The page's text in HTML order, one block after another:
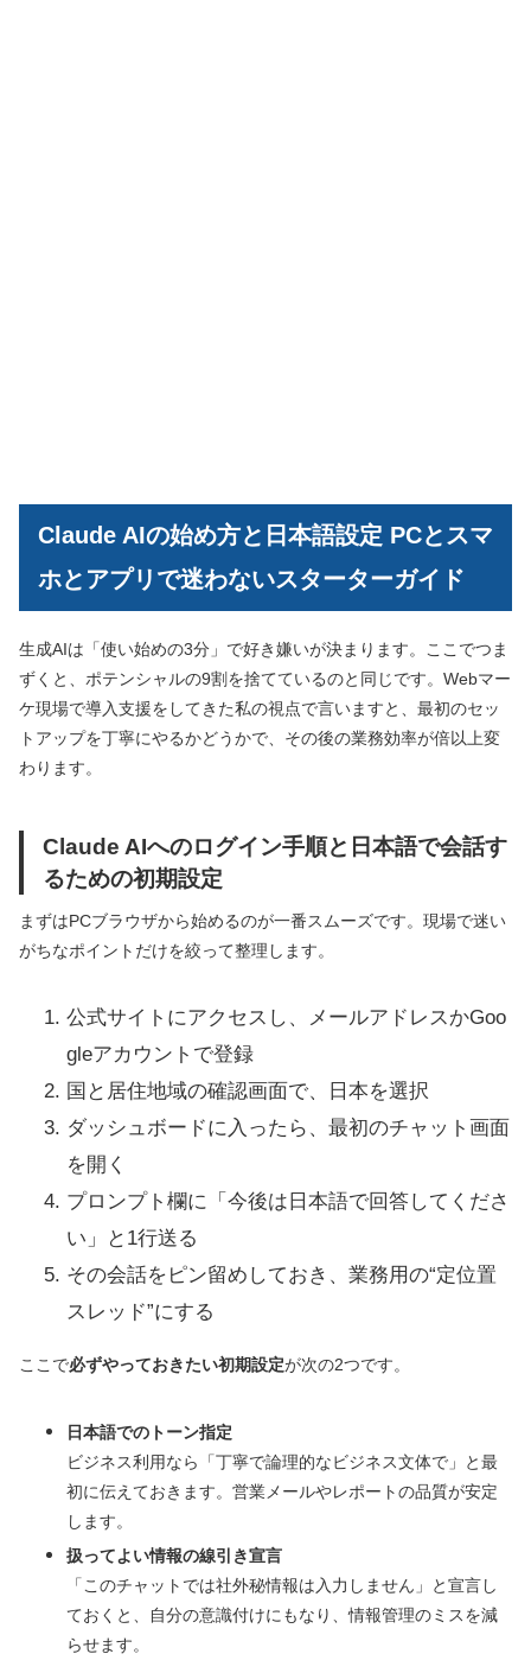
Claude AIの始め方と日本語設定 PCとスマ
ホとアプリで迷わないスターターガイド
生成AIは「使い始めの3分」で好き嫌いが決まります。ここでつま
ずくと、ポテンシャルの9割を捨てているのと同じです。Webマー
ケ現場で導入支援をしてきた私の視点で言いますと、最初のセッ
トアップを丁寧にやるかどうかで、その後の業務効率が倍以上変
わります。
Claude AIへのログイン手順と日本語で会話す
るための初期設定
まずはPCブラウザから始めるのが一番スムーズです。現場で迷い
がちなポイントだけを絞って整理します。
公式サイトにアクセスし、メールアドレスかGoo
gleアカウントで登録
国と居住地域の確認画面で、日本を選択
ダッシュボードに入ったら、最初のチャット画面
を開く
プロンプト欄に「今後は日本語で回答してくださ
い」と1行送る
その会話をピン留めしておき、業務用の“定位置
スレッド”にする
ここで必ずやっておきたい初期設定が次の2つです。
日本語でのトーン指定
ビジネス利用なら「丁寧で論理的なビジネス文体で」と最
初に伝えておきます。営業メールやレポートの品質が安定
します。
扱ってよい情報の線引き宣言
「このチャットでは社外秘情報は入力しません」と宣言し
ておくと、自分の意識付けにもなり、情報管理のミスを減
らせます。